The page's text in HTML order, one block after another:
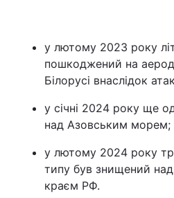
у лютому 2023 року
пошкоджений на
Білорусі внаслідок
у січні 2024 року ще
над Азовським морем;
у лютому 2024 року
типу був знищений
краєм РФ.